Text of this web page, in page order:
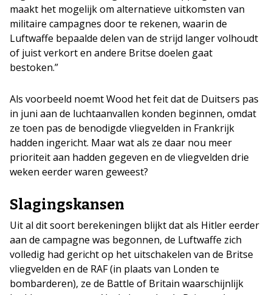
maakt het mogelijk om alternatieve uitkomsten van
militaire campagnes door te rekenen, waarin de
Luftwaffe bepaalde delen van de strijd langer volhoudt
of juist verkort en andere Britse doelen gaat
bestoken.”
Als voorbeeld noemt Wood het feit dat de Duitsers pas
in juni aan de luchtaanvallen konden beginnen, omdat
ze toen pas de benodigde vliegvelden in Frankrijk
hadden ingericht. Maar wat als ze daar nou meer
prioriteit aan hadden gegeven en de vliegvelden drie
weken eerder waren geweest?
Slagingskansen
Uit al dit soort berekeningen blijkt dat als Hitler eerder
aan de campagne was begonnen, de Luftwaffe zich
volledig had gericht op het uitschakelen van de Britse
vliegvelden en de RAF (in plaats van Londen te
bombarderen), ze de Battle of Britain waarschijnlijk